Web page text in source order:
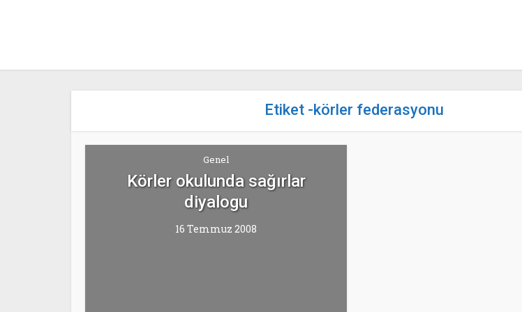
Etiket -körler federasyonu
Genel
Körler okulunda sağırlar
diyalogu
16 Temmuz 2008